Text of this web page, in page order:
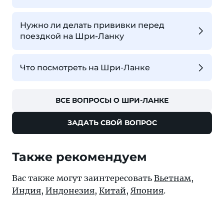
Нужно ли делать прививки перед
поездкой на Шри-Ланку
Что посмотреть на Шри-Ланке
ВСЕ ВОПРОСЫ О ШРИ-ЛАНКЕ
ЗАДАТЬ СВОЙ ВОПРОС
Также рекомендуем
Вас также могут заинтересовать Вьетнам,
Индия, Индонезия, Китай, Япония.